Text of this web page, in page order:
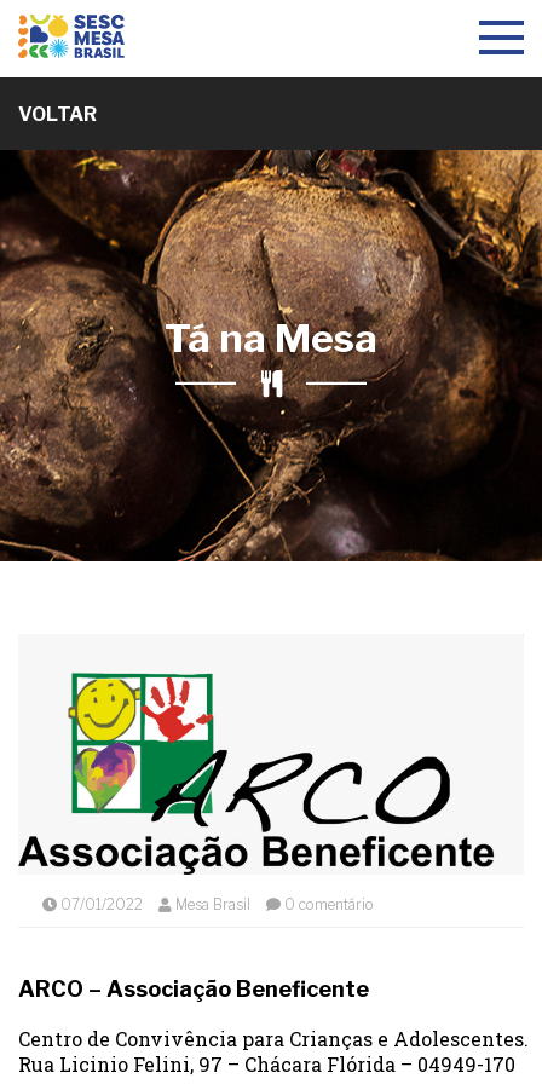
Toggle
VOLTAR
Tá na Mesa
07/01/2022 Mesa Brasil 0 comentário
ARCO – Associação Beneficente
Centro de Convivência para Crianças e Adolescentes.
Rua Licinio Felini, 97 – Chácara Flórida – 04949-170